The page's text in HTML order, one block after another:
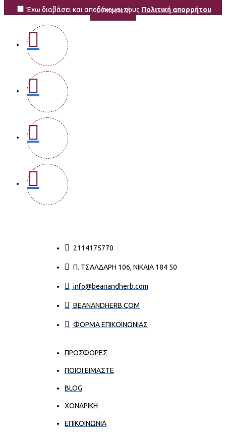
Αποστολή
Έχω διαβάσει και αποδέχομαι τους Πολιτική απορρήτου
2114175770
Π. ΤΣΑΛΔΆΡΗ 106, ΝΊΚΑΙΑ 184 50
info@beanandherb.com
BEANANDHERB.COM
ΦΟΡΜΑ ΕΠΙΚΟΙΝΩΝΙΑΣ
ΠΡΟΣΦΟΡΕΣ
ΠΟΙΟΙ ΕΊΜΑΣΤΕ
BLOG
ΧΟΝΔΡΙΚΉ
ΕΠΙΚΟΙΝΩΝΊΑ